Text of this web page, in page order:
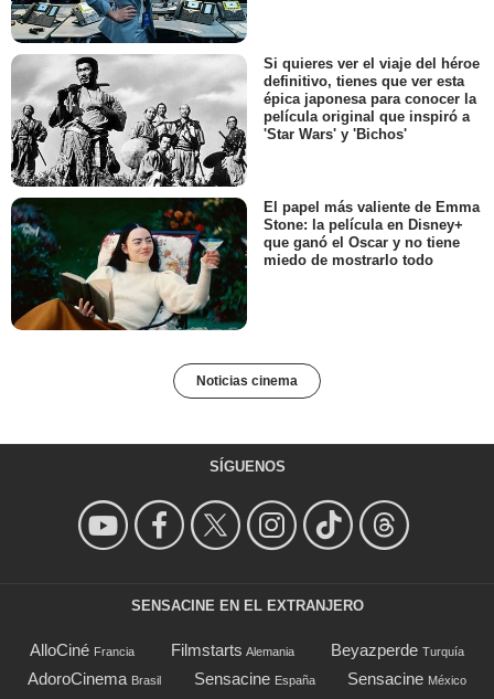
Si quieres ver el viaje del héroe
definitivo, tienes que ver esta
épica japonesa para conocer la
película original que inspiró a
'Star Wars' y 'Bichos'
El papel más valiente de Emma
Stone: la película en Disney+
que ganó el Oscar y no tiene
miedo de mostrarlo todo
Noticias cinema
SÍGUENOS
SENSACINE EN EL EXTRANJERO
AlloCiné Francia Filmstarts Alemania Beyazperde Turquía
AdoroCinema Brasil Sensacine España Sensacine México